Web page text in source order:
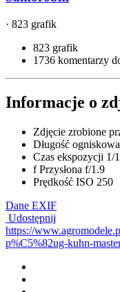
· 823 grafik
823 grafik
1736 komentarzy
Informacje o
Zdjęcie zrobione
Długość ogniskowa
Czas ekspozycji 1/
f Przysłona f/1.9
Prędkość ISO 250
Dane EXIF
Udostępnij
https://
p%C5%82ug-kuhn-